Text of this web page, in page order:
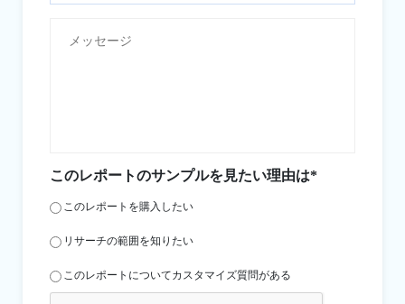
このレポートのサンプルを見たい理由は*
このレポートを購入したい
リサーチの範囲を知りたい
このレポートについてカスタマイズ質問がある